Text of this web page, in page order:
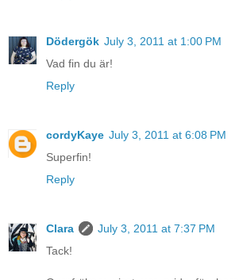
Dödergök July 3, 2011 at 1:00 PM
Vad fin du är!
Reply
cordyKaye July 3, 2011 at 6:08 PM
Superfin!
Reply
Clara
July 3, 2011 at 7:37 PM
Tack!